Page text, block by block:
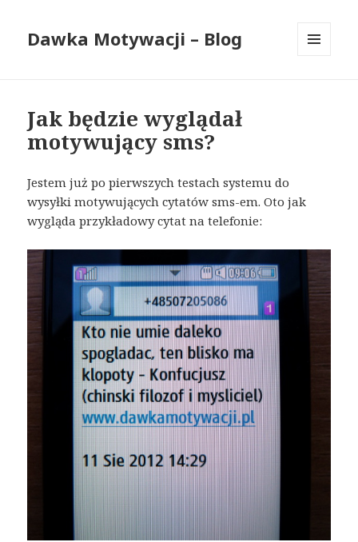
Dawka Motywacji – Blog
Jak będzie wyglądał
motywujący sms?
Jestem już po pierwszych testach systemu do
wysyłki motywujących cytatów sms-em. Oto jak
wygląda przykładowy cytat na telefonie: